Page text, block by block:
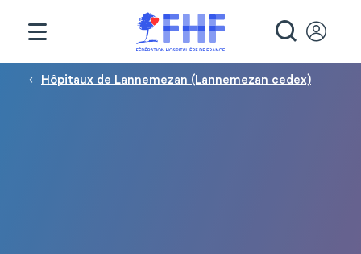
Fil d'Ariane
Hôpitaux de Lannemezan (Lannemezan cedex)
Panneau de gestion des cookies